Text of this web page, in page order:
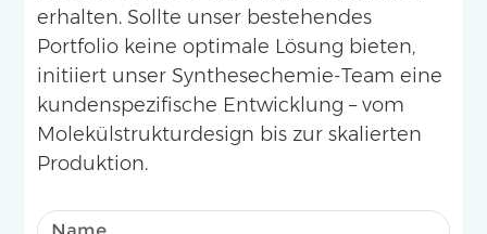
erhalten. Sollte unser bestehendes
Portfolio keine optimale Lösung bieten,
initiiert unser Synthesechemie-Team eine
kundenspezifische Entwicklung – vom
Molekülstrukturdesign bis zur skalierten
Produktion.